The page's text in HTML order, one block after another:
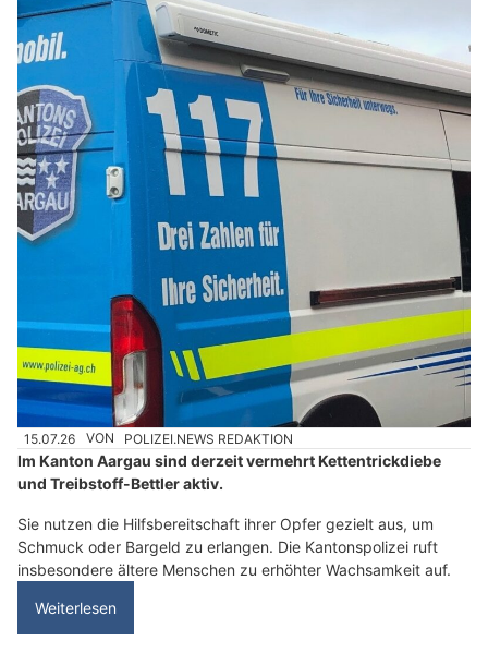
15.07.26 VON POLIZEI.NEWS REDAKTION
Im Kanton Aargau sind derzeit vermehrt Kettentrickdiebe
und Treibstoff-Bettler aktiv.
Sie nutzen die Hilfsbereitschaft ihrer Opfer gezielt aus, um
Schmuck oder Bargeld zu erlangen. Die Kantonspolizei ruft
insbesondere ältere Menschen zu erhöhter Wachsamkeit auf.
Weiterlesen